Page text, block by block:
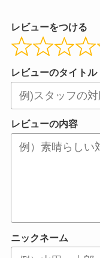
レビューをつける
レビューのタイトル
レビューの内容
ニックネーム